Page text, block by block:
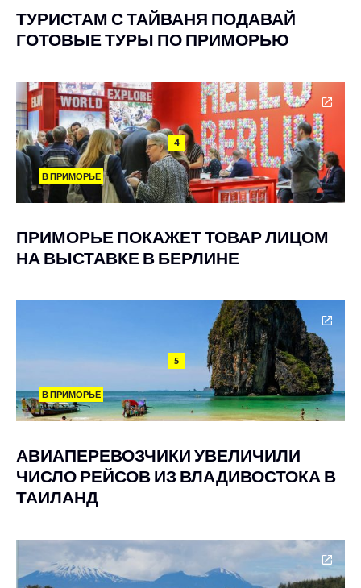
ТУРИСТАМ С ТАЙВАНЯ ПОДАВАЙ
ГОТОВЫЕ ТУРЫ ПО ПРИМОРЬЮ
4
В ПРИМОРЬЕ
ПРИМОРЬЕ ПОКАЖЕТ ТОВАР ЛИЦОМ
НА ВЫСТАВКЕ В БЕРЛИНЕ
5
В ПРИМОРЬЕ
АВИАПЕРЕВОЗЧИКИ УВЕЛИЧИЛИ
ЧИСЛО РЕЙСОВ ИЗ ВЛАДИВОСТОКА В
ТАИЛАНД